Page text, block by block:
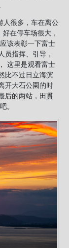
人很多，车在离公
在停车场很大，
该表彰一下富士
员指挥、引导，
这里是观看富士
比不过日立海滨
开大石公園的时
后的两站，田貫
。